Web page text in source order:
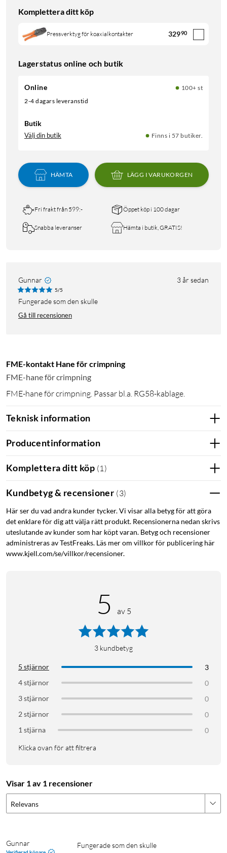
Komplettera ditt köp
Pressverktyg för koaxialkontakter 32990
Lagerstatus online och butik
Online
100+ st
2-4 dagars leveranstid
Butik
Välj din butik Finns i 57 butiker.
HÄMTA LÄGG I VARUKORGEN
Fri frakt från 599:- Öppet köp i 100 dagar
Snabba leveranser Hämta i butik, GRATIS!
Gunnar 3 år sedan
5/5
Fungerade som den skulle
Gå till recensionen
FME-kontakt Hane för crimpning
FME-hane för crimpning
FME-hane för crimpning. Passar bl.a. RG58-kablage.
Teknisk information
Producentinformation
Komplettera ditt köp (1)
Kundbetyg & recensioner (3)
Här ser du vad andra kunder tycker. Vi visar alla betyg för att göra
det enklare för dig att välja rätt produkt. Recensionerna nedan skrivs
uteslutande av kunder som har köpt varan. Betyg och recensioner
administreras av TestFreaks. Läs mer om villkor för publicering här
www.kjell.com/se/villkor/recensioner.
5 av 5
3 kundbetyg
5 stjärnor
3
4 stjärnor
0
3 stjärnor
0
2 stjärnor
0
1 stjärna
0
Klicka ovan för att filtrera
Visar 1 av 1 recensioner
Relevans
Gunnar
Verifierad köpare
Fungerade som den skulle